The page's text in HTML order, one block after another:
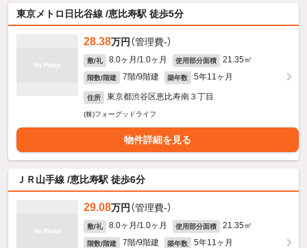
東京メトロ日比谷線 /恵比寿駅 徒歩5分
28.38万円 （管理費-）
敷/礼 8.0ヶ月/1.0ヶ月 使用部分面積 21.35㎡
階数/階建 7階/9階建 築年数 5年11ヶ月
住所 東京都渋谷区恵比寿南３丁目
(株)フォーグッドライフ
物件詳細を見る
ＪＲ山手線 /恵比寿駅 徒歩6分
29.08万円 （管理費-）
敷/礼 8.0ヶ月/1.0ヶ月 使用部分面積 21.35㎡
階数/階建 7階/9階建 築年数 5年11ヶ月